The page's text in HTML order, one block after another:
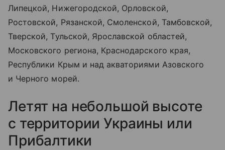
Липецкой, Нижегородской, Орловской,
Ростовской, Рязанской, Смоленской, Тамбовской,
Тверской, Тульской, Ярославской областей,
Московского региона, Краснодарского края,
Республики Крым и над акваториями Азовского
и Черного морей.
Летят на небольшой высоте
с территории Украины или
Прибалтики